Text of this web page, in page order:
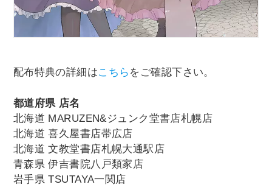
配布特典の詳細はこちら をご確認下さい。
都道府県 店名
北海道 MARUZEN&ジュンク堂書店札幌店
北海道 喜久屋書店帯広店
北海道 文教堂書店札幌大通駅店
青森県 伊吉書院八戸類家店
岩手県 TSUTAYA一関店